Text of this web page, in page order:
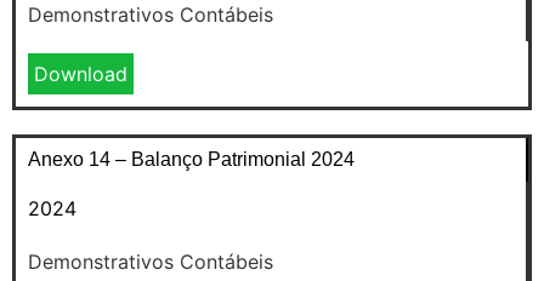
Demonstrativos Contábeis
Download
Anexo 14 – Balanço Patrimonial 2024
2024
Demonstrativos Contábeis